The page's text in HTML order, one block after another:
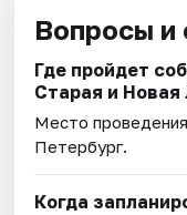
Вопросы и
Где пройдет
Старая и Новая
Место
Петербург.
Когда